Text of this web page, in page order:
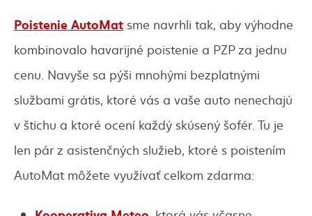
Poistenie AutoMat sme navrhli tak, aby výhodne
kombinovalo havarijné poistenie a PZP za jednu
cenu. Navyše sa pýši mnohými bezplatnými
službami grátis, ktoré vás a vaše auto nenechajú
v štichu a ktoré ocení každý skúsený šofér. Tu je
len pár z asistenčných služieb, ktoré s poistením
AutoMat môžete využívať celkom zdarma: